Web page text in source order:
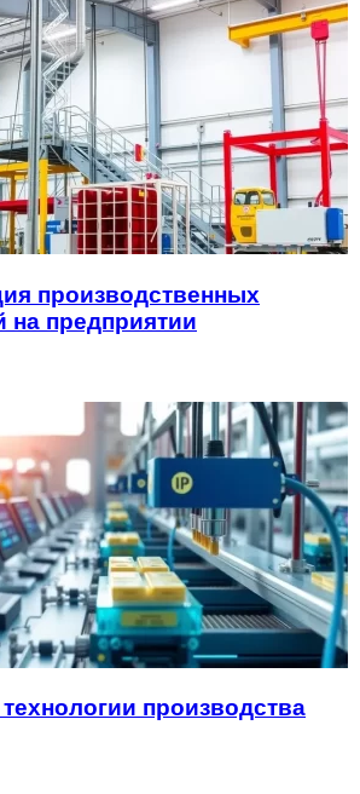
производственных
на предприятии
производства